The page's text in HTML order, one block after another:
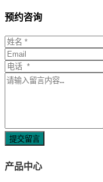
预约咨询
提交留言
产品中心